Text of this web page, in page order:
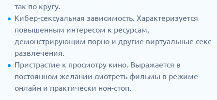
так по кругу.
Кибер-сексуальная зависимость. Характеризуется
повышенным интересом к ресурсам,
демонстрирующим порно и другие виртуальные секс
развлечения.
Пристрастие к просмотру кино. Выражается в
постоянном желании смотреть фильмы в режиме
онлайн и практически нон-стоп.